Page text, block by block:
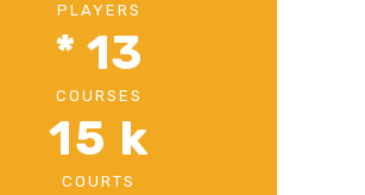
PLAYERS
COURSES
* 13
COURTS
15 k